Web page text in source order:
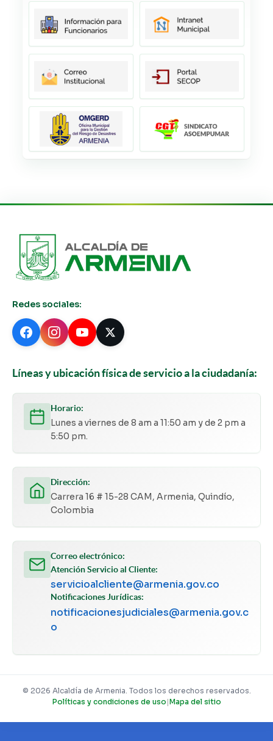
Redes sociales:
Líneas y ubicación física de servicio a la ciudadanía:
Horario:
Lunes a viernes de 8 am a 11:50 am y de 2 pm a
5:50 pm.
Dirección:
Carrera 16 # 15-28 CAM, Armenia, Quindío,
Colombia
Correo electrónico:
Atención Servicio al Cliente:
servicioalcliente@armenia.gov.co
Notificaciones Jurídicas:
notificacionesjudiciales@armenia.gov.c
o
© 2026 Alcaldía de Armenia. Todos los derechos reservados.
Políticas y condiciones de uso |Mapa del sitio